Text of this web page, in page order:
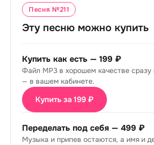
Песня №211
Эту песню можно купить
Купить как есть — 199 ₽
Файл MP3 в хорошем качестве сразу
— в вашем кабинете.
Купить за 199 ₽
Переделать под себя — 499 ₽
Музыка и припев остаются, а имя и